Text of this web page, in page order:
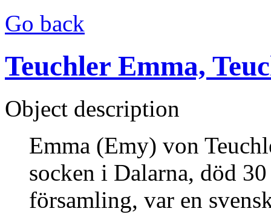
Go back
Teuchler Emma,
Object description
Emma (Emy) von
socken i Dalarna, död
församling, var en